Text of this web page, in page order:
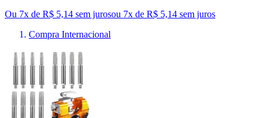
Ou 7x de R$ 5,14 sem jurosou 7x de R$ 5,14 sem juros
Compra Internacional